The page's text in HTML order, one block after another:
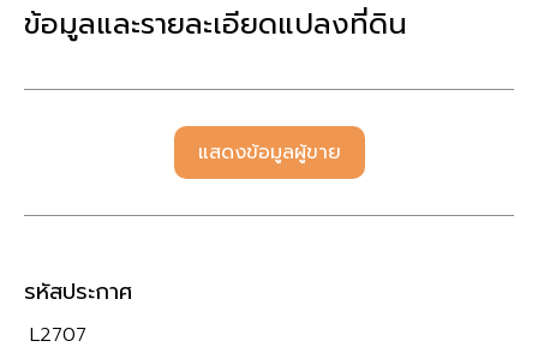
ข้อมูลและรายละเอียดแปลงที่ดิน
แสดงข้อมูลผู้ขาย
รหัสประกาศ
L2707